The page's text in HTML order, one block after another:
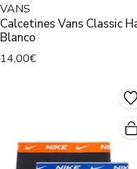
VANS
Calcetines Vans Classic Half
Blanco
14,00€